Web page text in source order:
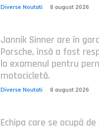
Diverse Noutati 8 august 2026
Jannik Sinner are în
Porsche, însă a fost
la examenul pentru
motocicletă.
Diverse Noutati 8 august 2026
Echipa care se ocupă de